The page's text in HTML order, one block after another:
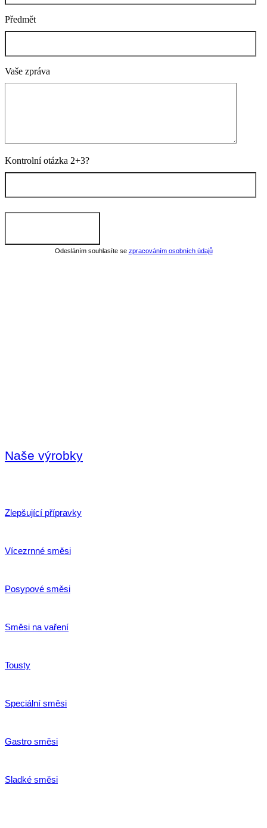
Předmět
Vaše zpráva
Kontrolní otázka 2+3?
Odesláním souhlasíte se zpracováním osobních údajů
Naše výrobky
Zlepšující přípravky
Vícezrnné směsi
Posypové směsi
Směsi na vaření
Tousty
Speciální směsi
Gastro směsi
Sladké směsi